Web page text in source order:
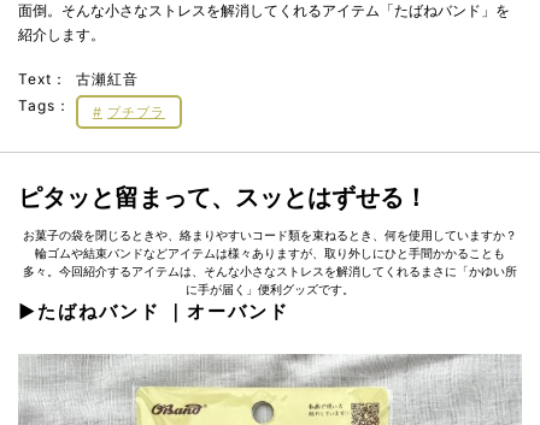
面倒。そんな小さなストレスを解消してくれるアイテム「たばねバンド」を
紹介します。
Text：
古瀬紅音
Tags：
プチプラ
ピタッと留まって、スッとはずせる！
お菓子の袋を閉じるときや、絡まりやすいコード類を束ねるとき、何を使用していますか？
輪ゴムや結束バンドなどアイテムは様々ありますが、取り外しにひと手間かかることも
多々。今回紹介するアイテムは、そんな小さなストレスを解消してくれるまさに「かゆい所
に手が届く」便利グッズです。
▶たばねバンド ｜オーバンド